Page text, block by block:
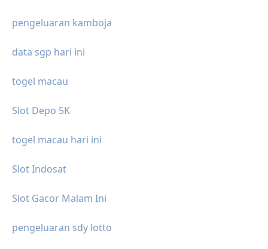
pengeluaran kamboja
data sgp hari ini
togel macau
Slot Depo 5K
togel macau hari ini
Slot Indosat
Slot Gacor Malam Ini
pengeluaran sdy lotto